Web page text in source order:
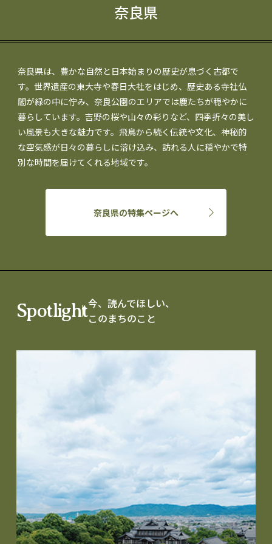
奈良県
奈良県は、豊かな自然と日本始まりの歴史が息づく古都で
す。世界遺産の東大寺や春日大社をはじめ、歴史ある寺社仏
閣が緑の中に佇み、奈良公園のエリアでは鹿たちが穏やかに
暮らしています。吉野の桜や山々の彩りなど、四季折々の美し
い風景も大きな魅力です。飛鳥から続く伝統や文化、神秘的
な空気感が日々の暮らしに溶け込み、訪れる人に穏やかで特
別な時間を届けてくれる地域です。
奈良県の特集ページへ
Spotlight今、読んでほしい、
このまちのこと